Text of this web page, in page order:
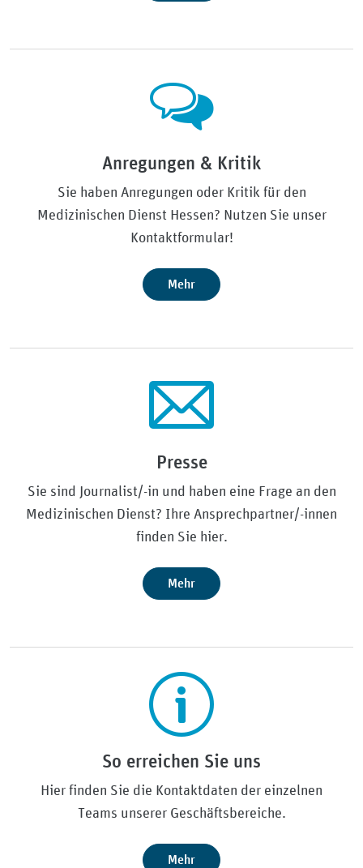
Anregungen & Kritik
Sie haben Anregungen oder Kritik für den
Medizinischen Dienst Hessen? Nutzen Sie unser
Kontaktformular!
Mehr
Presse
Sie sind Journalist/-in und haben eine Frage an den
Medizinischen Dienst? Ihre Ansprechpartner/-innen
finden Sie hier.
Mehr
So erreichen Sie uns
Hier finden Sie die Kontaktdaten der einzelnen
Teams unserer Geschäftsbereiche.
Mehr